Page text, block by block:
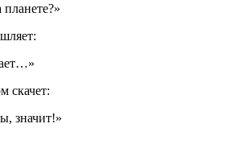
скачет:
значит!»